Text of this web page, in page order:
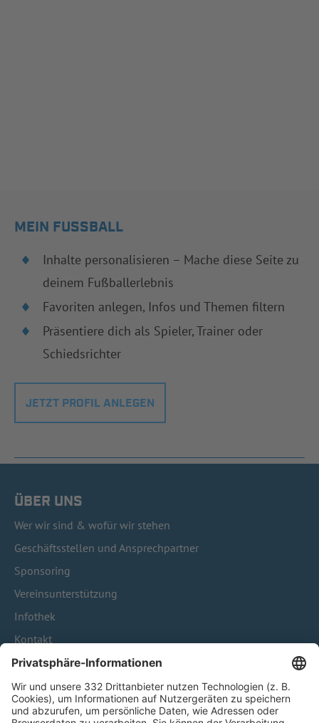
MEIN FUSSBALL
Inhalte personalisieren – Mache diese Seite zu
deinem Fußballerlebnis
Favoriten anlegen, Infos und Themen filtern
Präsentiere dich als Spieler, Trainer oder
Schiedsrichter
JETZT PROFIL ANLEGEN
ÜBER UNS
Wer wir sind & wofür wir stehen
Geschäftsstellen und Ansprechpartner
Sponsoring
Vereinsunterstützung
Infothek
Kontakt
HÄUFIG BESUCHTE SEITEN
Pässe und Vereinswechsel